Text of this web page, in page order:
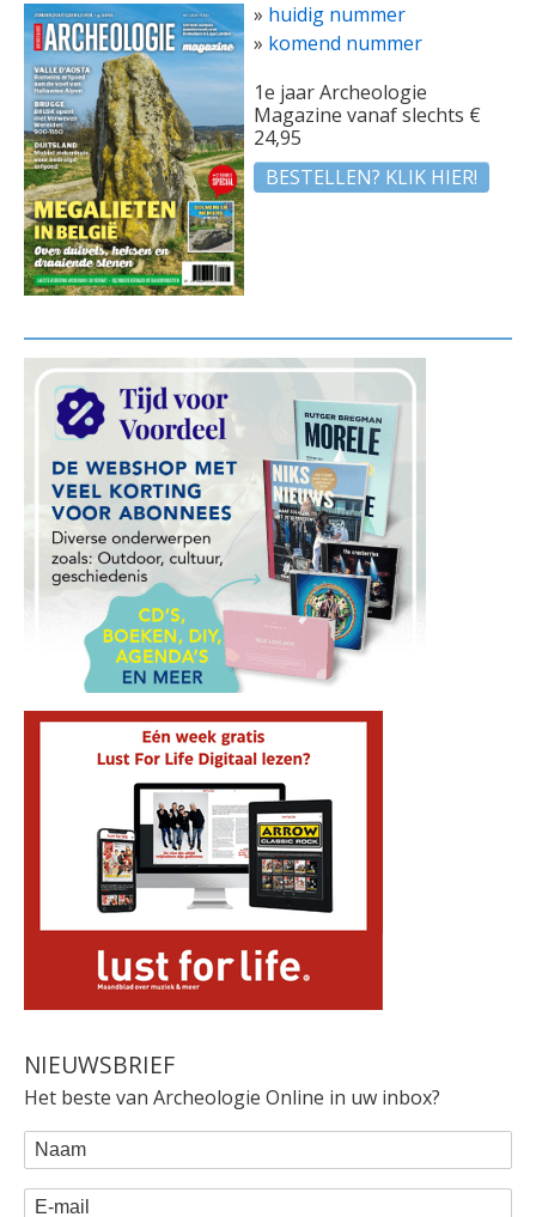
» huidig nummer
» komend nummer
1e jaar Archeologie
Magazine vanaf slechts €
24,95
BESTELLEN? KLIK HIER!
NIEUWSBRIEF
Het beste van Archeologie Online in uw inbox?
WEBFORM
Naam
E-mail